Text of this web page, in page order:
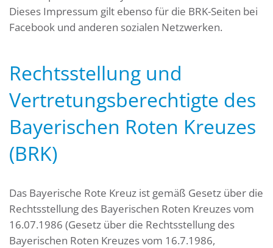
Dieses Impressum gilt ebenso für die BRK-Seiten bei
Facebook und anderen sozialen Netzwerken.
Rechtsstellung und
Vertretungsberechtigte des
Bayerischen Roten Kreuzes
(BRK)
Das Bayerische Rote Kreuz ist gemäß Gesetz über die
Rechtsstellung des Bayerischen Roten Kreuzes vom
16.07.1986 (Gesetz über die Rechtsstellung des
Bayerischen Roten Kreuzes vom 16.7.1986,